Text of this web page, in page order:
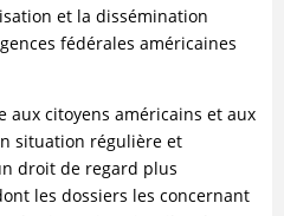
et la dissémination
fédérales américaines
aux citoyens américains et aux
situation régulière et
droit de regard plus
les dossiers les concernant